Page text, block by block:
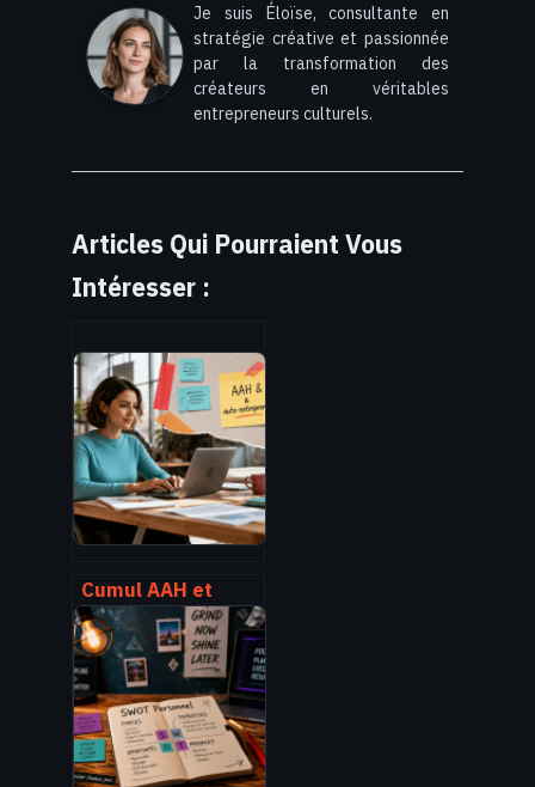
Je suis Éloïse, consultante en
stratégie créative et passionnée
par la transformation des
créateurs en véritables
entrepreneurs culturels.
Articles Qui Pourraient Vous
Intéresser :
Cumul AAH et
auto-
entrepreneur : 6
mois de grâce,
abattements et
déconjugalisation
pour sécuriser vos
revenus